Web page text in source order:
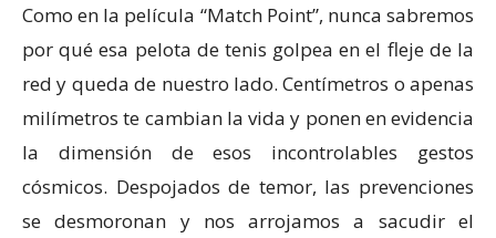
Como en la película “Match Point”, nunca sabremos
por qué esa pelota de tenis golpea en el fleje de la
red y queda de nuestro lado. Centímetros o apenas
milímetros te cambian la vida y ponen en evidencia
la dimensión de esos incontrolables gestos
cósmicos. Despojados de temor, las prevenciones
se desmoronan y nos arrojamos a sacudir el